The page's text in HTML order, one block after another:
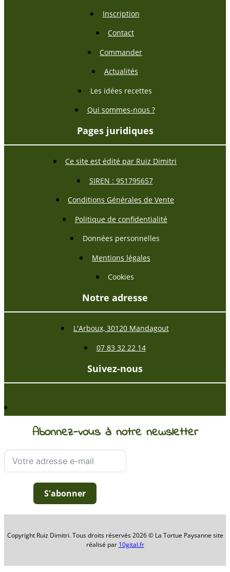
Inscription
Contact
Commander
Actualités
Les idées recettes
Qui sommes-nous ?
Pages juridiques
Ce site est édité par Ruiz Dimitri
SIREN : 951795657
Conditions Générales de Vente
Politique de confidentialité
Données personnelles
Mentions légales
Cookies
Notre adresse
L'Arboux, 30120 Mandagout
07 83 32 22 14
Suivez-nous
Abonnez-vous à notre newsletter
S'abonner
Copyright Ruiz Dimitri. Tous droits réservés 2026 © La Tortue Paysanne site
réalisé par 10gital.fr